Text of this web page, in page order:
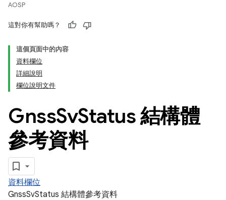
AOSP
這對你有幫助嗎？
這個頁面中的內容
資料欄位
詳細說明
欄位說明文件
GnssSvStatus 結構體
參考資料
資料欄位
GnssSvStatus 結構體參考資料